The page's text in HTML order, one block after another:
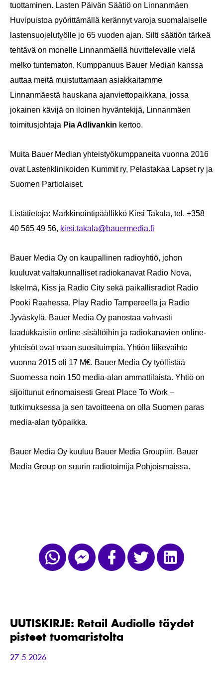
tuottaminen. Lasten Päivän Säätiö on Linnanmäen
Huvipuistoa pyörittämällä kerännyt varoja suomalaiselle
lastensuojelutyölle jo 65 vuoden ajan. Silti säätiön tärkeä
tehtävä on monelle Linnanmäellä huvittelevalle vielä
melko tuntematon. Kumppanuus Bauer Median kanssa
auttaa meitä muistuttamaan asiakkaitamme
Linnanmäestä hauskana ajanviettopaikkana, jossa
jokainen kävijä on iloinen hyväntekijä, Linnanmäen
toimitusjohtaja Pia Adlivankin kertoo.
Muita Bauer Median yhteistyökumppaneita vuonna 2016
ovat Lastenklinikoiden Kummit ry, Pelastakaa Lapset ry ja
Suomen Partiolaiset.
Listätietoja: Markkinointipäällikkö Kirsi Takala, tel. +358
40 565 49 56, kirsi.takala@bauermedia.fi
Bauer Media Oy on kaupallinen radioyhtiö, johon
kuuluvat valtakunnalliset radiokanavat Radio Nova,
Iskelmä, Kiss ja Radio City sekä paikallisradiot Radio
Pooki Raahessa, Play Radio Tampereella ja Radio
Jyväskylä. Bauer Media Oy panostaa vahvasti
laadukkaisiin online-sisältöihin ja radiokanavien online-
yhteisöt ovat maan suosituimpia. Yhtiön liikevaihto
vuonna 2015 oli 17 M€. Bauer Media Oy työllistää
Suomessa noin 150 media-alan ammattilaista. Yhtiö on
sijoittunut erinomaisesti Great Place To Work –
tutkimuksessa ja sen tavoitteena on olla Suomen paras
media-alan työpaikka.
Bauer Media Oy kuuluu Bauer Media Groupiin. Bauer
Media Group on suurin radiotoimija Pohjoismaissa.
täydet
pisteet
tuomaristolta
UUTISKIRJE: Retail Audiolle täydet
pisteet tuomaristolta
27.5.2026